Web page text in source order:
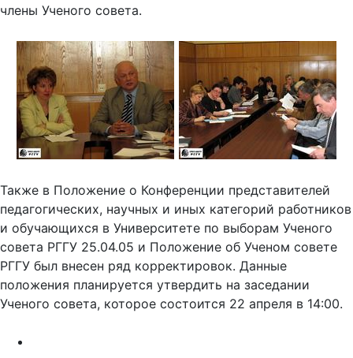
члены Ученого совета.
Также в Положение о Конференции представителей
педагогических, научных и иных категорий работников
и обучающихся в Университете по выборам Ученого
совета РГГУ 25.04.05 и Положение об Ученом совете
РГГУ был внесен ряд корректировок. Данные
положения планируется утвердить на заседании
Ученого совета, которое состоится 22 апреля в 14:00.